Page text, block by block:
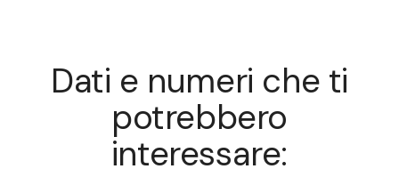
Dati e numeri che ti
potrebbero
interessare: